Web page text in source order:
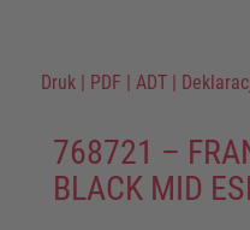
Druk | PDF | ADT |
768721 –
BLACK MID